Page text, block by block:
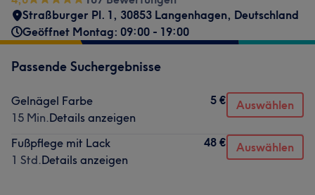
Straßburger Pl. 1, 30853 Langenhagen, Deutschland
Geöffnet Montag: 09:00 - 19:00
Passende Suchergebnisse
Gelnägel Farbe
15 Min.Details anzeigen
5 € Auswählen
Fußpflege mit Lack
1 Std.Details anzeigen
48 € Auswählen